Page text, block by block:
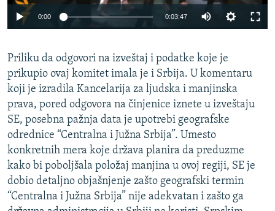
0:00 0:03:47
Priliku da odgovori na izveštaj i podatke koje je
prikupio ovaj komitet imala je i Srbija. U komentaru
koji je izradila Kancelarija za ljudska i manjinska
prava, pored odgovora na činjenice iznete u izveštaju
SE, posebna pažnja data je upotrebi geografske
odrednice “Centralna i Južna Srbija”. Umesto
konkretnih mera koje država planira da preduzme
kako bi poboljšala položaj manjina u ovoj regiji, SE je
dobio detaljno objašnjenje zašto geografski termin
“Centralna i Južna Srbija” nije adekvatan i zašto ga